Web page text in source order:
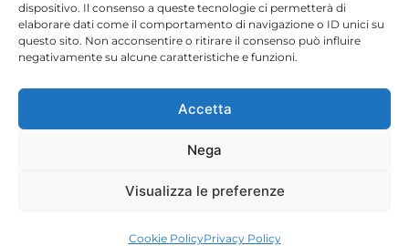
dispositivo. Il consenso a queste tecnologie ci permetterà di
elaborare dati come il comportamento di navigazione o ID unici su
questo sito. Non acconsentire o ritirare il consenso può influire
negativamente su alcune caratteristiche e funzioni.
Accetta
Nega
Visualizza le preferenze
Cookie PolicyPrivacy Policy
C.F.-P.I. 02538910379 all rights reserved © –
Privacy Policy– Cookie Policy